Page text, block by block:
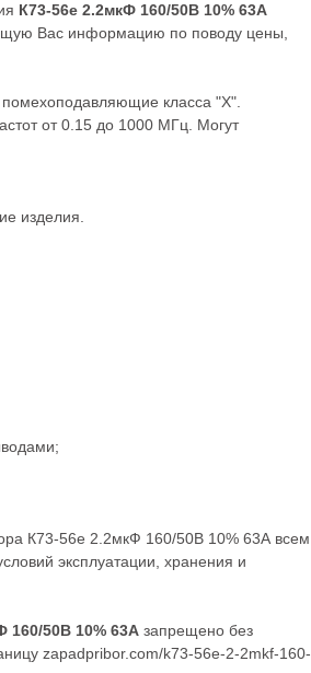
К73-56е 2.2мкФ 160/50В 10% 63А
Вас информацию по поводу цены,
класса "Х".
от 0.15 до 1000 МГц. Могут
изделия.
К73-56е 2.2мкФ 160/50В 10% 63А всем
эксплуатации, хранения и
160/50В 10% 63А запрещено без
zapadpribor.com/k73-56e-2-2mkf-160-